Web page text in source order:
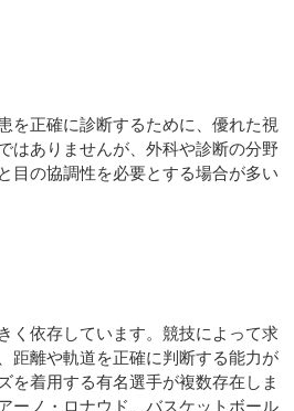
を正確に診断するために、優れた視
はありませんが、外科や診断の分野
目の協調性を必要とする場合が多い
く依存しています。競技によって求
距離や軌道を正確に判断する能力が
を着用する有名選手が複数存在しま
ーノ・ロナウド、バスケットボール